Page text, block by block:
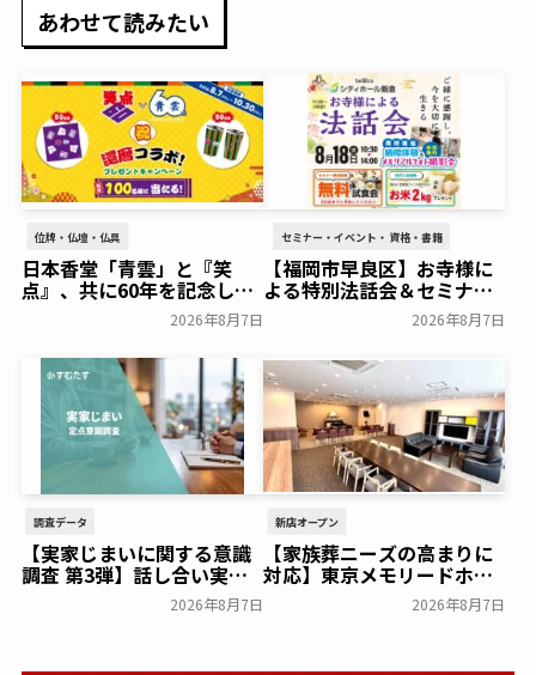
あわせて読みたい
位牌・仏壇・仏具
日本香堂「青雲」と『笑
点』、共に60年を記念した
初コラボ！オリジナルグッ
ズのプレゼントキャンペー
ンを実施～日本香堂～
一般公開
2026年8月7日
セミナー・イベント・資格・書籍
【福岡市早良区】お寺様に
よる特別法話会＆セミナー
特典「無料試食会」を8月
18日(月)にシティホール飯
倉にて開催！～ベルコ～
一般公開
2026年8月7日
調査データ
【実家じまいに関する意識
調査 第3弾】話し合い実施
率は29.5％で前回から低
下。「大相続時代」でも家
2026年8月7日
新店オープン
【家族葬ニーズの高まりに
対応】東京メモリードホー
ルに貸切型家族葬空間『第
８ホール～Living～』オー
2026年8月7日